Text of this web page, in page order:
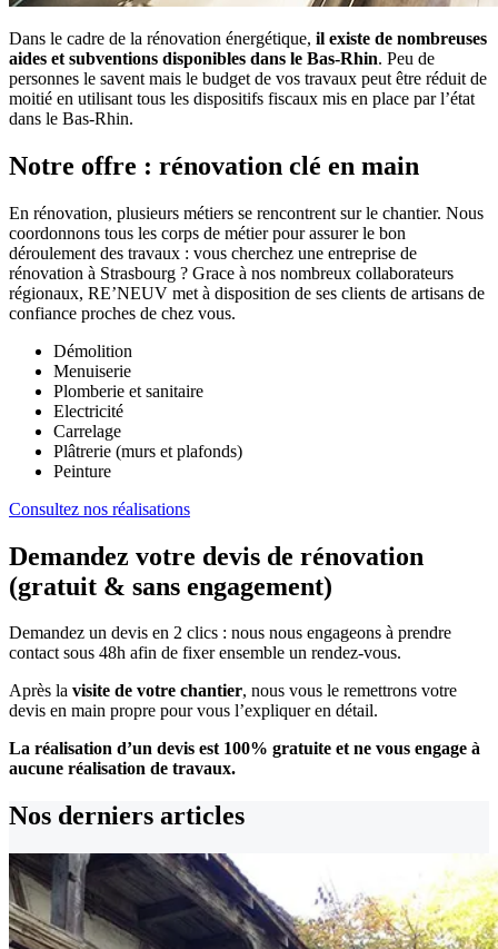
Dans le cadre de la rénovation énergétique, il existe de nombreuses
aides et subventions disponibles dans le Bas-Rhin. Peu de
personnes le savent mais le budget de vos travaux peut être réduit de
moitié en utilisant tous les dispositifs fiscaux mis en place par l’état
dans le Bas-Rhin.
Notre offre : rénovation clé en main
En rénovation, plusieurs métiers se rencontrent sur le chantier. Nous
coordonnons tous les corps de métier pour assurer le bon
déroulement des travaux : vous cherchez une entreprise de
rénovation à Strasbourg ? Grace à nos nombreux collaborateurs
régionaux, RE’NEUV met à disposition de ses clients de artisans de
confiance proches de chez vous.
Démolition
Menuiserie
Plomberie et sanitaire
Electricité
Carrelage
Plâtrerie (murs et plafonds)
Peinture
Consultez nos réalisations
Demandez votre devis de rénovation
(gratuit & sans engagement)
Demandez un devis en 2 clics : nous nous engageons à prendre
contact sous 48h afin de fixer ensemble un rendez-vous.
Après la visite de votre chantier, nous vous le remettrons votre
devis en main propre pour vous l’expliquer en détail.
La réalisation d’un devis est 100% gratuite et ne vous engage à
aucune réalisation de travaux.
Nos derniers articles